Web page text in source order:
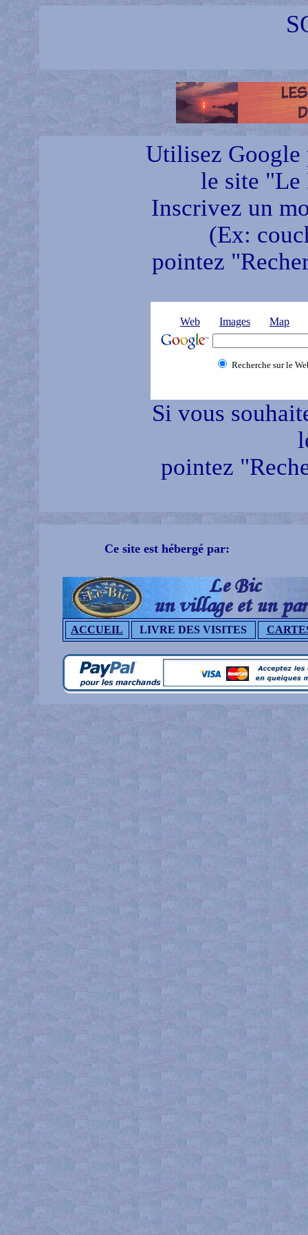
Utilisez Google
le site "Le
Inscrivez un
(Ex:
pointez
Web Images Map
Recherche sur le
Si vous
pointez
Ce site est hébergé par:
ACCUEIL LIVRE DES VISITES